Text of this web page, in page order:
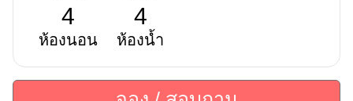
4
ห้องนอน
4
ห้องน้ำ